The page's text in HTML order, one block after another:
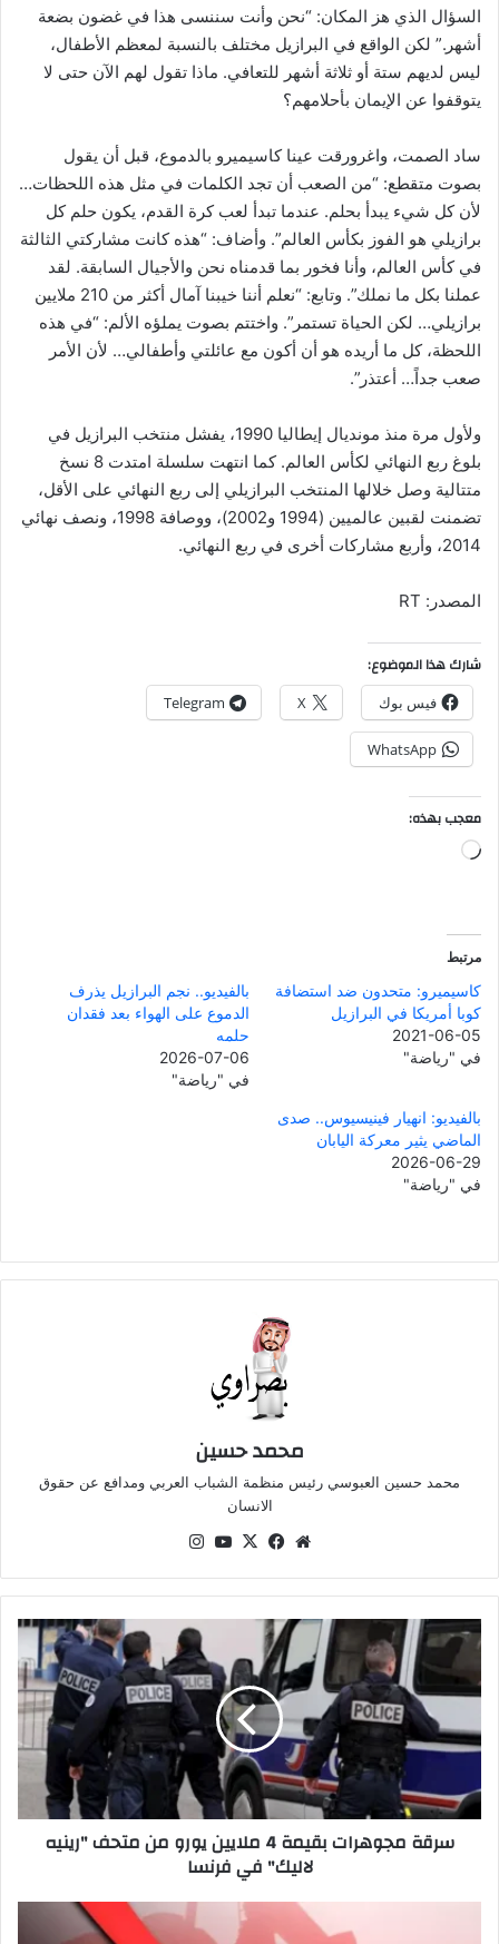
السؤال الذي هز المكان: “نحن وأنت سننسى هذا في غضون بضعة
أشهر.” لكن الواقع في البرازيل مختلف بالنسبة لمعظم الأطفال،
ليس لديهم ستة أو ثلاثة أشهر للتعافي. ماذا تقول لهم الآن حتى لا
يتوقفوا عن الإيمان بأحلامهم؟
ساد الصمت، واغرورقت عينا كاسيميرو بالدموع، قبل أن يقول
بصوت متقطع: “من الصعب أن تجد الكلمات في مثل هذه اللحظات…
لأن كل شيء يبدأ بحلم. عندما تبدأ لعب كرة القدم، يكون حلم كل
برازيلي هو الفوز بكأس العالم”. وأضاف: “هذه كانت مشاركتي الثالثة
في كأس العالم، وأنا فخور بما قدمناه نحن والأجيال السابقة. لقد
عملنا بكل ما نملك”. وتابع: “نعلم أننا خيبنا آمال أكثر من 210 ملايين
برازيلي… لكن الحياة تستمر”. واختتم بصوت يملؤه الألم: “في هذه
اللحظة، كل ما أريده هو أن أكون مع عائلتي وأطفالي… لأن الأمر
صعب جداً… أعتذر”.
ولأول مرة منذ مونديال إيطاليا 1990، يفشل منتخب البرازيل في
بلوغ ربع النهائي لكأس العالم. كما انتهت سلسلة امتدت 8 نسخ
متتالية وصل خلالها المنتخب البرازيلي إلى ربع النهائي على الأقل،
تضمنت لقبين عالميين (1994 و2002)، ووصافة 1998، ونصف نهائي
2014، وأربع مشاركات أخرى في ربع النهائي.
المصدر: RT
شارك هذا الموضوع:
فيس بوك X
Telegram
WhatsApp
معجب بهذه:
جاري
مرتبط
كاسيميرو: متحدون ضد استضافة
كوبا أمريكا في البرازيل
2021-06-05
في "رياضة"
بالفيديو.. نجم البرازيل يذرف
الدموع على الهواء بعد فقدان
حلمه
2026-07-06
في "رياضة"
بالفيديو: انهيار فينيسيوس.. صدى
الماضي يثير معركة اليابان
2026-06-29
في "رياضة"
محمد حسين
محمد حسين العبوسي رئيس منظمة الشباب العربي ومدافع عن حقوق
الانسان
موقعفيسبوك
‫X
‫YouTube
سرقة
مجوهرات
بقيمة
4
يورو
متحف
"رينيه
لاليك"
سرقة مجوهرات بقيمة 4 ملايين يورو من متحف "رينيه
لاليك" في فرنسا